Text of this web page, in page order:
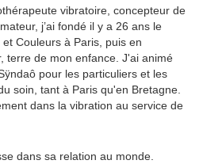
vibratoire, concepteur de
j’ai fondé il y a 26 ans le
Couleurs à Paris, puis en
terre de mon enfance. J'ai animé
pour les particuliers et les
soin, tant à Paris qu'en Bretagne.
dans la vibration au service de
dans sa relation au monde.